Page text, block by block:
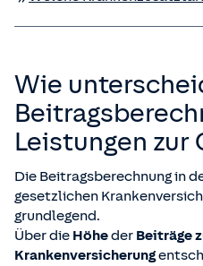
Wie
Leistungen zur
Die Beitragsberechnung in
gesetzlichen
grundlegend.
Über die Höheder Beiträge
Krankenversicherung